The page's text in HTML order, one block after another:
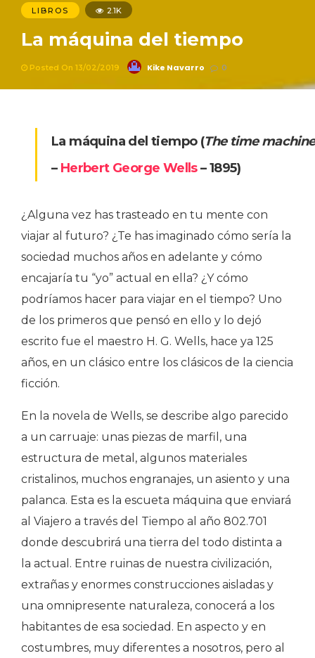
LIBROS 2.1K
La máquina del tiempo
Posted On 13/02/2019 Kike Navarro 0
La máquina del tiempo(The time machine
– Herbert George Wells– 1895)
¿Alguna vez has trasteado en tu mente con
viajar al futuro? ¿Te has imaginado cómo sería la
sociedad muchos años en adelante y cómo
encajaría tu “yo” actual en ella? ¿Y cómo
podríamos hacer para viajar en el tiempo? Uno
de los primeros que pensó en ello y lo dejó
escrito fue el maestro H. G. Wells, hace ya 125
años, en un clásico entre los clásicos de la ciencia
ficción.
En la novela de Wells, se describe algo parecido
a un carruaje: unas piezas de marfil, una
estructura de metal, algunos materiales
cristalinos, muchos engranajes, un asiento y una
palanca. Esta es la escueta máquina que enviará
al Viajero a través del Tiempo al año 802.701
donde descubrirá una tierra del todo distinta a
la actual. Entre ruinas de nuestra civilización,
extrañas y enormes construcciones aisladas y
una omnipresente naturaleza, conocerá a los
habitantes de esa sociedad. En aspecto y en
costumbres, muy diferentes a nosotros, pero al